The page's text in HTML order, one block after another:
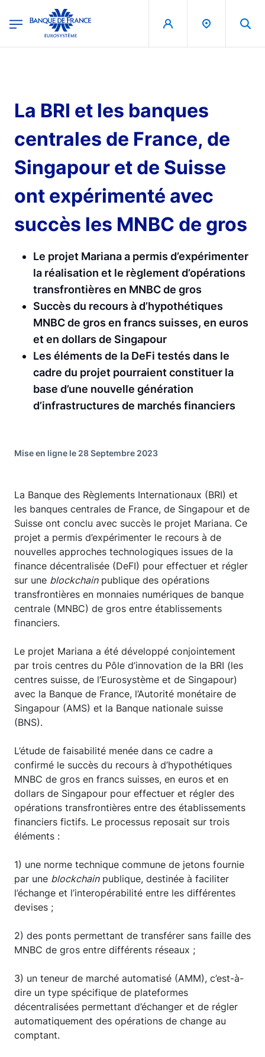
Banque de France - Menu Principal
La BRI et les banques
centrales de France, de
Singapour et de Suisse
ont expérimenté avec
succès les MNBC de gros
Le projet Mariana a permis d’expérimenter
la réalisation et le règlement d’opérations
transfrontières en MNBC de gros
Succès du recours à d’hypothétiques
MNBC de gros en francs suisses, en euros
et en dollars de Singapour
Les éléments de la DeFi testés dans le
cadre du projet pourraient constituer la
base d’une nouvelle génération
d’infrastructures de marchés financiers
Mise en ligne le 28 Septembre 2023
La Banque des Règlements Internationaux (BRI) et
les banques centrales de France, de Singapour et de
Suisse ont conclu avec succès le projet Mariana. Ce
projet a permis d’expérimenter le recours à de
nouvelles approches technologiques issues de la
finance décentralisée (DeFI) pour effectuer et régler
sur une blockchainpublique des opérations
transfrontières en monnaies numériques de banque
centrale (MNBC) de gros entre établissements
financiers.
Le projet Mariana a été développé conjointement
par trois centres du Pôle d’innovation de la BRI (les
centres suisse, de l’Eurosystème et de Singapour)
avec la Banque de France, l’Autorité monétaire de
Singapour (AMS) et la Banque nationale suisse
(BNS).
L’étude de faisabilité menée dans ce cadre a
confirmé le succès du recours à d’hypothétiques
MNBC de gros en francs suisses, en euros et en
dollars de Singapour pour effectuer et régler des
opérations transfrontières entre des établissements
financiers fictifs. Le processus reposait sur trois
éléments :
1) une norme technique commune de jetons fournie
par une blockchainpublique, destinée à faciliter
l’échange et l’interopérabilité entre les différentes
devises ;
2) des ponts permettant de transférer sans faille des
MNBC de gros entre différents réseaux ;
3) un teneur de marché automatisé (AMM), c’est-à-
dire un type spécifique de plateformes
décentralisées permettant d’échanger et de régler
automatiquement des opérations de change au
comptant.